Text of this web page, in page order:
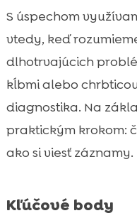
CricksyCat
starostlivosti
Purrfect Life
komfort pri
 Najčastejšie
bolesti a ako sa

Ako si viesť
FAQ
S úspechom
vtedy, keď
dlhotrvajúcich
kĺbmi alebo
diagnostika. Na
praktickým krokom:
ako si viesť záznamy.
Kľúčové body